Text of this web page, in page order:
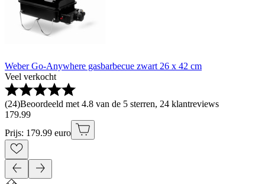
Weber Go-Anywhere gasbarbecue zwart 26 x 42 cm
Veel verkocht
(24)Beoordeeld met 4.8 van de 5 sterren, 24 klantreviews
179.99
Prijs: 179.99 euro